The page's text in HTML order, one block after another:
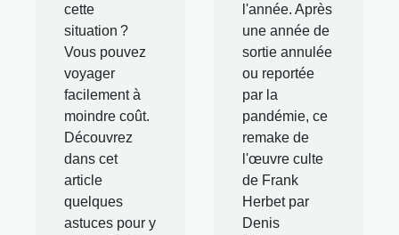
cette
situation ?
Vous pouvez
voyager
facilement à
moindre coût.
Découvrez
dans cet
article
quelques
astuces pour y
l'année. Après
une année de
sortie annulée
ou reportée
par la
pandémie, ce
remake de
l'œuvre culte
de Frank
Herbet par
Denis